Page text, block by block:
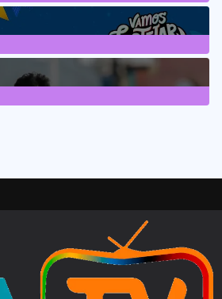
46Posts
63Posts